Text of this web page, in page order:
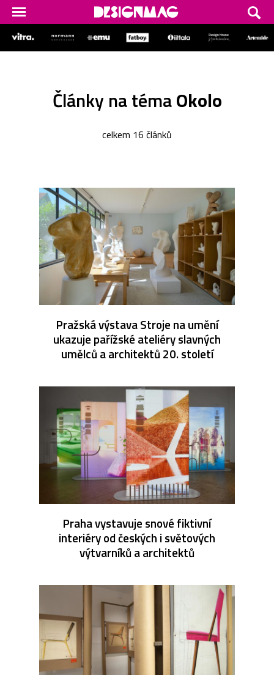
Články na témaOkolo
celkem 16 článků
Pražská výstava Stroje na umění
ukazuje pařížské ateliéry slavných
umělců a architektů 20. století
Praha vystavuje snové fiktivní
interiéry od českých i světových
výtvarníků a architektů